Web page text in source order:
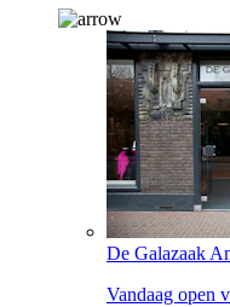
De Galazaak
Vandaag open